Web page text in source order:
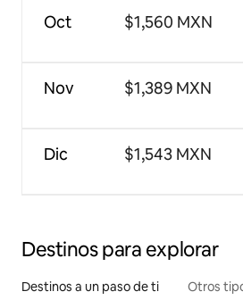
Oct
Nov
Dic
$1,560 MXN
$1,389 MXN
$1,543 MXN
Destinos para explorar
Destinos a un paso de ti Otros